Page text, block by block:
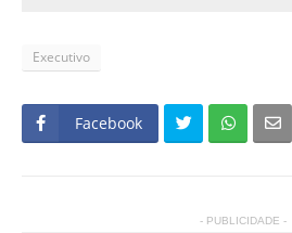
Executivo
Facebook
- PUBLICIDADE -